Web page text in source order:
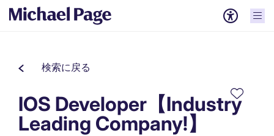
検索に戻る
IOS Developer【Industry
Leading Company!】